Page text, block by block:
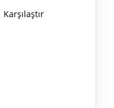
Karşılaştır